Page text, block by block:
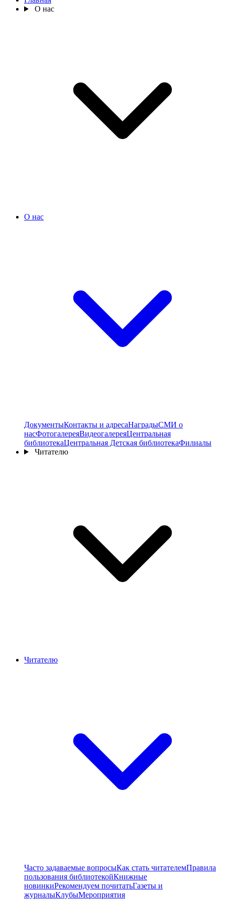
О нас
О нас
ДокументыКонтакты и адресаНаградыСМИ о
насФотогалереяВидеогалереяЦентральная
библиотекаЦентральная Детская библиотекаФилиалы
Читателю
Читателю
Часто задаваемые вопросыКак стать читателемПравила
пользования библиотекойКнижные
новинкиРекомендуем почитатьГазеты и
журналыКлубыМероприятия